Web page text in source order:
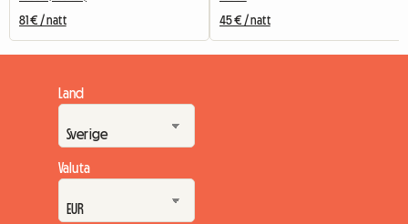
81 € / natt 45 € / natt
Land
Valuta